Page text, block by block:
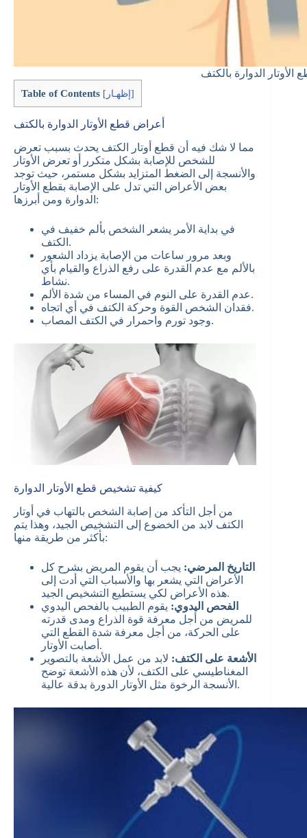
الأوتار الدوارة بالكتف
Table of Contents [ إظهـار ]
أعراض قطع الأوتار الدوارة بالكتف
مما لا شك فيه أن قطع أوتار الكتف يحدث بسبب تعرض
للشخص للإصابة بشكل متكرر أو تعرض الأوتار
والأنسجة إلى الضغط المتزايد بشكل مستمر، حيث توجد
بعض الأعراض التي تدل على الإصابة بقطع الأوتار
الدوارة ومن أبرزها:
في بداية الأمر يشعر الشخص بألم خفيف في
الكتف.
وبعد مرور ساعات من الإصابة يزداد الشعور
بالألم مع عدم القدرة على رفع الذراع والقيام بأي
نشاط.
عدم القدرة على النوم في المساء من شدة الألم.
فقدان الشخص القوة وحركة الكتف في أي اتجاه.
وجود تورم واحمرار في الكتف المصاب.
كيفية تشخيص قطع الأوتار الدوارة
من أجل التأكد من إصابة الشخص بالتهاب في أوتار
الكتف لابد من الخضوع إلى التشخيص الجيد، وهذا يتم
بأكثر من طريقة منها:
التاريخ المرضي: يجب أن يقوم المريض بشرح كل
الأعراض التي يشعر بها والأسباب التي أدت إلى
هذه الأعراض لكي يستطيع التشخيص الجيد.
الفحص اليدوي: يقوم الطبيب بالفحص اليدوي
للمريض من أجل معرفة قوة الذراع ومدى قدرته
على الحركة، من أجل معرفة شدة القطع التي
أصابت الأوتار.
الأشعة على الكتف: لابد من عمل الأشعة بالتصوير
المغناطيسي على الكتف، لأن هذه الأشعة توضح
الأنسجة الرخوة مثل الأوتار الدورة بدقة عالية.